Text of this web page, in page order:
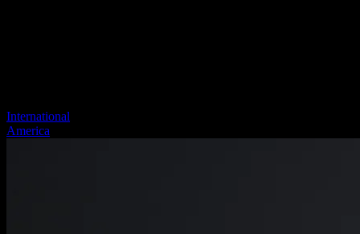
International
America